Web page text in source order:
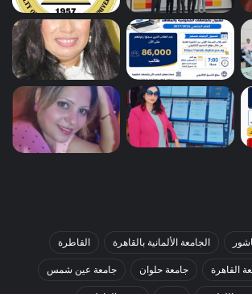
الجامعة الألمانية بالقاهرة القاطرة
القاهرة جامعة حلوان جامعة عين شمس